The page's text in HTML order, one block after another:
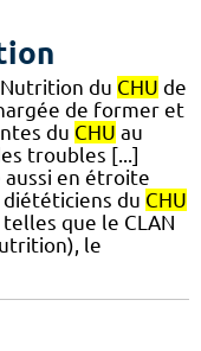
du CHU de
de former et
du CHU au
troubles [...]
aussi en étroite
diététiciens du CHU
que le CLAN
le